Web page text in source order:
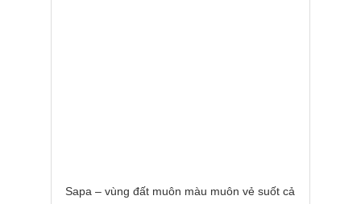
Sapa – vùng đất muôn màu muôn vẻ suốt cả